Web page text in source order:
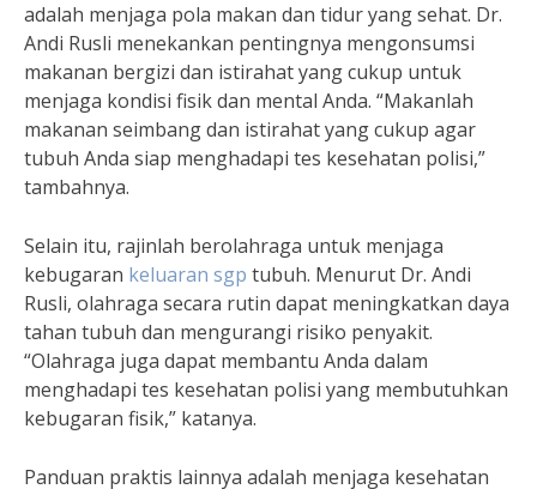
adalah menjaga pola makan dan tidur yang sehat. Dr.
Andi Rusli menekankan pentingnya mengonsumsi
makanan bergizi dan istirahat yang cukup untuk
menjaga kondisi fisik dan mental Anda. “Makanlah
makanan seimbang dan istirahat yang cukup agar
tubuh Anda siap menghadapi tes kesehatan polisi,”
tambahnya.
Selain itu, rajinlah berolahraga untuk menjaga
kebugaran keluaran sgp tubuh. Menurut Dr. Andi
Rusli, olahraga secara rutin dapat meningkatkan daya
tahan tubuh dan mengurangi risiko penyakit.
“Olahraga juga dapat membantu Anda dalam
menghadapi tes kesehatan polisi yang membutuhkan
kebugaran fisik,” katanya.
Panduan praktis lainnya adalah menjaga kesehatan